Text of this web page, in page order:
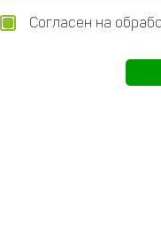
Согласен на